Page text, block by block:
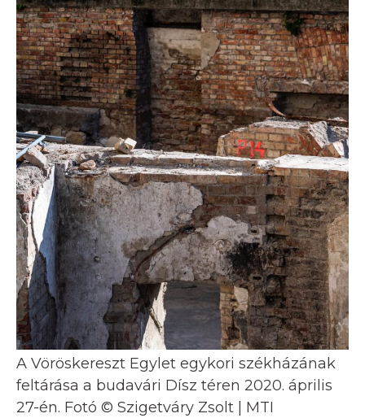
A Vöröskereszt Egylet egykori székházának
feltárása a budavári Dísz téren 2020. április
27-én. Fotó © Szigetváry Zsolt | MTI